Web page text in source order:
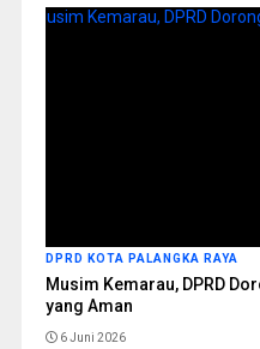
DPRD KOTA PALANGKA RAYA
Musim Kemarau, DPRD
yang Aman
6 Juni 2026